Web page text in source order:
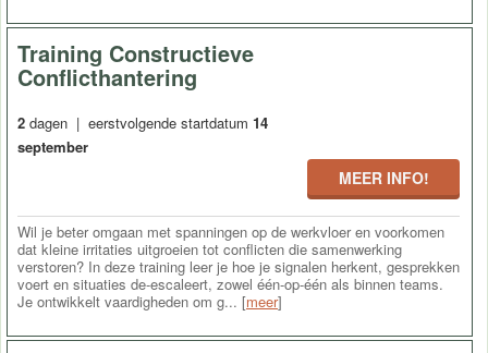
Training Constructieve
Conflicthantering
2 dagen | eerstvolgende startdatum 14
september
MEER INFO!
Wil je beter omgaan met spanningen op de werkvloer en voorkomen
dat kleine irritaties uitgroeien tot conflicten die samenwerking
verstoren? In deze training leer je hoe je signalen herkent, gesprekken
voert en situaties de-escaleert, zowel één-op-één als binnen teams.
Je ontwikkelt vaardigheden om g... [meer]